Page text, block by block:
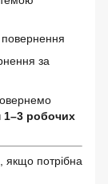
за
1–3 робочих
якщо потрібна